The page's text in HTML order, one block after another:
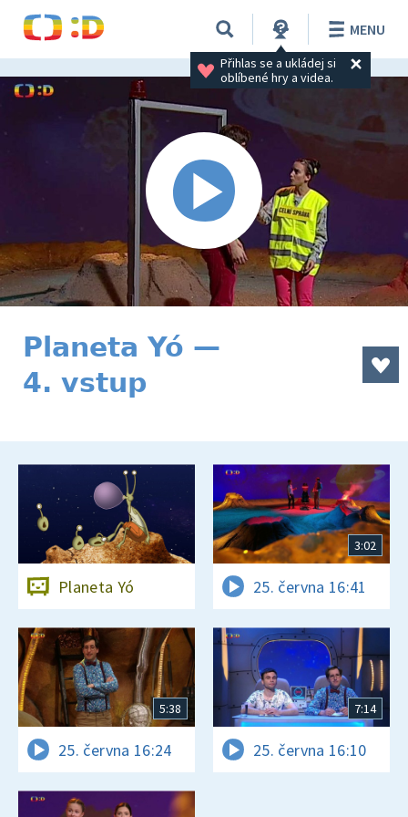
Přihlas se a ukládej si
oblíbené hry a videa.
MENU
Planeta Yó —
4. vstup
Planeta Yó
3:02
25. června 16:41
5:38
25. června 16:24
7:14
25. června 16:10